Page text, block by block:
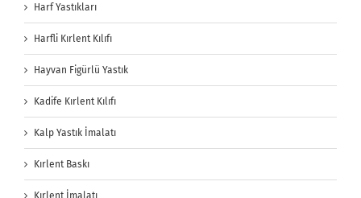
Harf Yastıkları
Harfli Kırlent Kılıfı
Hayvan Figürlü Yastık
Kadife Kırlent Kılıfı
Kalp Yastık İmalatı
Kırlent Baskı
Kırlent İmalatı